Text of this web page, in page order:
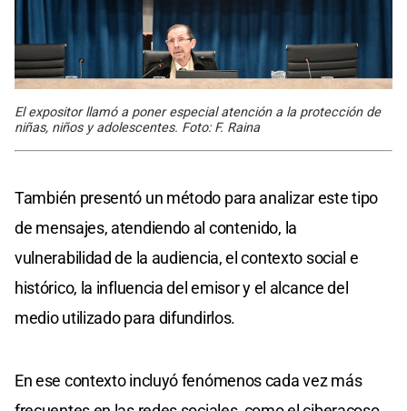
El expositor llamó a poner especial atención a la protección de
niñas, niños y adolescentes. Foto: F. Raina
También presentó un método para analizar este tipo
de mensajes, atendiendo al contenido, la
vulnerabilidad de la audiencia, el contexto social e
histórico, la influencia del emisor y el alcance del
medio utilizado para difundirlos.
En ese contexto incluyó fenómenos cada vez más